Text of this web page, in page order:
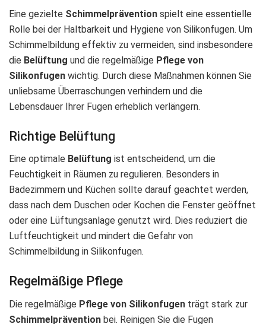
Eine gezielte Schimmelprävention spielt eine essentielle
Rolle bei der Haltbarkeit und Hygiene von Silikonfugen. Um
Schimmelbildung effektiv zu vermeiden, sind insbesondere
die Belüftung und die regelmäßige Pflege von
Silikonfugen wichtig. Durch diese Maßnahmen können Sie
unliebsame Überraschungen verhindern und die
Lebensdauer Ihrer Fugen erheblich verlängern.
Richtige Belüftung
Eine optimale Belüftung ist entscheidend, um die
Feuchtigkeit in Räumen zu regulieren. Besonders in
Badezimmern und Küchen sollte darauf geachtet werden,
dass nach dem Duschen oder Kochen die Fenster geöffnet
oder eine Lüftungsanlage genutzt wird. Dies reduziert die
Luftfeuchtigkeit und mindert die Gefahr von
Schimmelbildung in Silikonfugen.
Regelmäßige Pflege
Die regelmäßige Pflege von Silikonfugen trägt stark zur
Schimmelprävention bei. Reinigen Sie die Fugen